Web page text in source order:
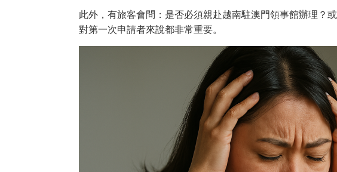
此外，有旅客會問：是否必須親赴越南駐澳門領事館辦理？
對第一次申請者來說都非常重要。